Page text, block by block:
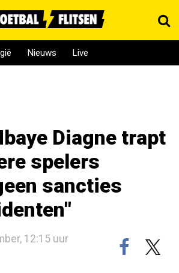
Nieuws Live
Diagne trapt
spelers
sancties
12:15 uur